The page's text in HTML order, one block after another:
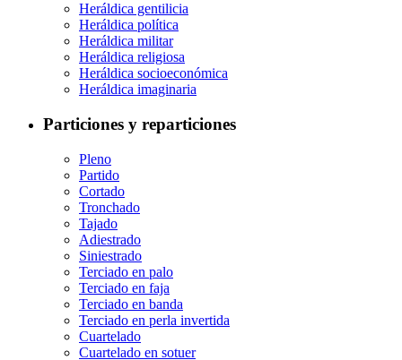
Heráldica gentilicia
Heráldica política
Heráldica militar
Heráldica religiosa
Heráldica socioeconómica
Heráldica imaginaria
Particiones y reparticiones
Pleno
Partido
Cortado
Tronchado
Tajado
Adiestrado
Siniestrado
Terciado en palo
Terciado en faja
Terciado en banda
Terciado en perla invertida
Cuartelado
Cuartelado en sotuer